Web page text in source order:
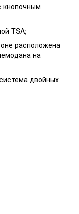
кнопочным
TSA;
расположена
на
двойных